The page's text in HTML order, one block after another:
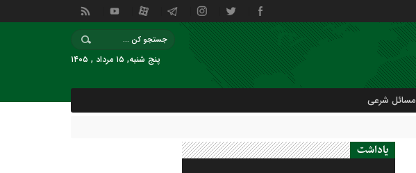
پنج شنبه, ۱۵ مرداد , ۱۴۰۵
مسائل شرعی
یاداشت